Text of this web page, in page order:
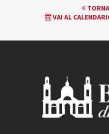
EVENTO
NAVIGATION
VAI AL